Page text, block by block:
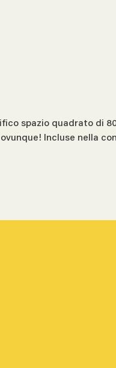
spazio quadrato di
Incluse nella